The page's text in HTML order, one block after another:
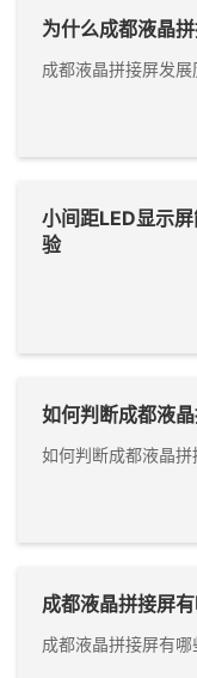
为什么成都液晶
成都液晶拼接屏发
小间距LED显示
验
如何判断成都液
如何判断成都液晶拼
成都液晶拼接屏
成都液晶拼接屏有